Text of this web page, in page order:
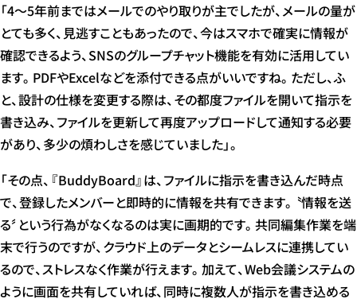
「4〜5年前まではメールでのやり取りが主でしたが、メールの量が
とても多く、見逃すこともあったので、今はスマホで確実に情報が
確認できるよう、SNSのグループチャット機能を有効に活用してい
ます。PDFやExcelなどを添付できる点がいいですね。ただし、ふ
と、設計の仕様を変更する際は、その都度ファイルを開いて指示を
書き込み、ファイルを更新して再度アップロードして通知する必要
があり、多少の煩わしさを感じていました」。
「その点、『BuddyBoard』は、ファイルに指示を書き込んだ時点
で、登録したメンバーと即時的に情報を共有できます。〝情報を送
る〞という行為がなくなるのは実に画期的です。共同編集作業を端
末で行うのですが、クラウド上のデータとシームレスに連携してい
るので、ストレスなく作業が行えます。加えて、Web会議システムの
ように画面を共有していれば、同時に複数人が指示を書き込める